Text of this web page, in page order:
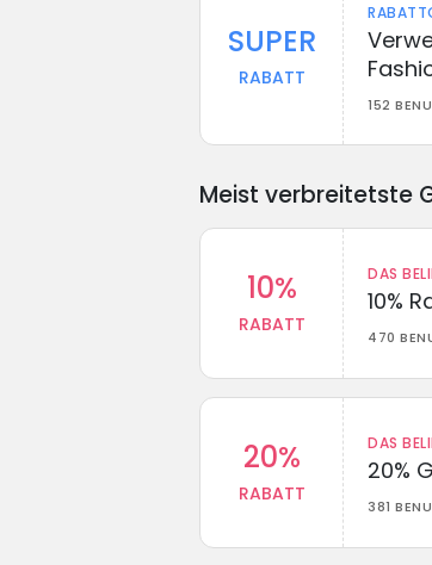
SUPER
RABATT
152
Meist verbreitetste
10%
RABATT
DAS
10%
470
20%
RABATT
DAS
20%
381